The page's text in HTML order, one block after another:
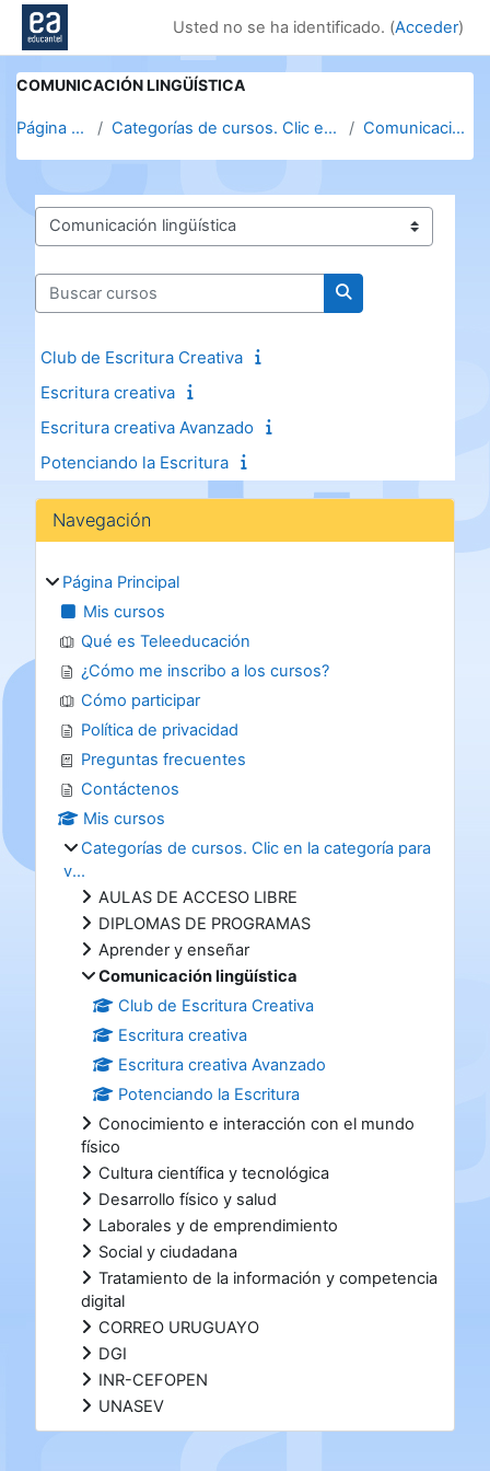
Salta al contenido principal
Usted no se ha identificado. (Acceder)
COMUNICACIÓN LINGÜÍSTICA
Página Principal Categorías de cursos. Clic en la categoría para v... Comunicación lingüística
Categorías
Buscar cursos
Buscar cursos
Club de Escritura Creativa
Escritura creativa
Escritura creativa Avanzado
Potenciando la Escritura
Bloques
Salta Navegación
Navegación
Página Principal
Mis cursos
Qué es Teleeducación
¿Cómo me inscribo a los cursos?
Cómo participar
Política de privacidad
Preguntas frecuentes
Contáctenos
Mis cursos
Categorías de cursos. Clic en la categoría para
v...
AULAS DE ACCESO LIBRE
DIPLOMAS DE PROGRAMAS
Aprender y enseñar
Comunicación lingüística
Club de Escritura Creativa
Escritura creativa
Escritura creativa Avanzado
Potenciando la Escritura
Conocimiento e interacción con el mundo
físico
Cultura científica y tecnológica
Desarrollo físico y salud
Laborales y de emprendimiento
Social y ciudadana
Tratamiento de la información y competencia
digital
CORREO URUGUAYO
DGI
INR-CEFOPEN
UNASEV